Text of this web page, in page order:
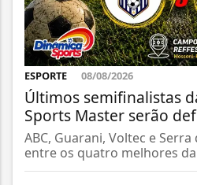
ESPORTE 08/08/2026
Últimos semifinalistas
Sports Master serão
ABC, Guarani, Voltec e
entre os quatro melhores